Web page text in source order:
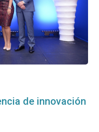
de innovación